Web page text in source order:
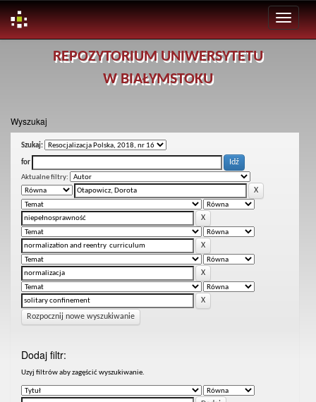
REPOZYTORIUM UNIWERSYTETU
W BIAŁYMSTOKU
Wyszukaj
Szukaj:
for
Aktualne filtry:
Rozpocznij nowe wyszukiwanie
Dodaj filtr:
Uzyj filtrów aby zagęścić wyszukiwanie.